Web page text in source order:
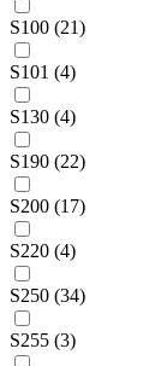
S100 (21)
S101 (4)
S130 (4)
S190 (22)
S200 (17)
S220 (4)
S250 (34)
S255 (3)